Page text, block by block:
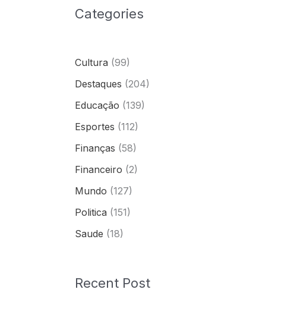
Categories
Cultura (99)
Destaques (204)
Educação (139)
Esportes (112)
Finanças (58)
Financeiro (2)
Mundo (127)
Politica (151)
Saude (18)
Recent Post